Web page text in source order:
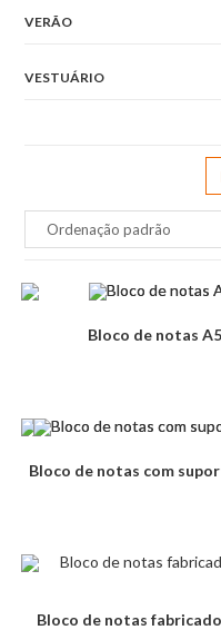
VERÃO
VESTUÁRIO
Bloco de notas
Bloco de notas com
Bloco de notas